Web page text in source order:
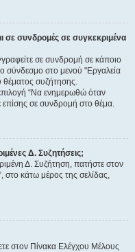
σε συνδρομές σε συγκεκριμένα
σε συνδρομή σε κάποιο
σύνδεσμο στο μενού "Εργαλεία
θέματος συζήτησης.
“Να ενημερωθώ όταν
επίσης σε συνδρομή στο θέμα.
Δ. Συζητήσεις;
Δ. Συζήτηση, πατήστε στον
κάτω μέρος της σελίδας,
στον Πίνακα Ελέγχου Μέλους